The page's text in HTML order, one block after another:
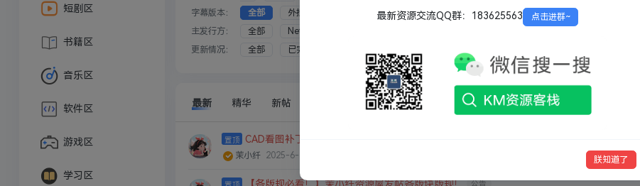
短剧区
书籍区
音乐区
软件区
游戏区
学习区
字幕版本：
全部 外挂 内封
内嵌
主发行方：
全部 Netflix
更新情况：
全部 已完结
最新 精华 新帖
CAD看图补丁更新（2025.8.25）
茉小纤 2025-6-17 176
公告
最新资源交流QQ群：183625563 点击进群~
朕知道了